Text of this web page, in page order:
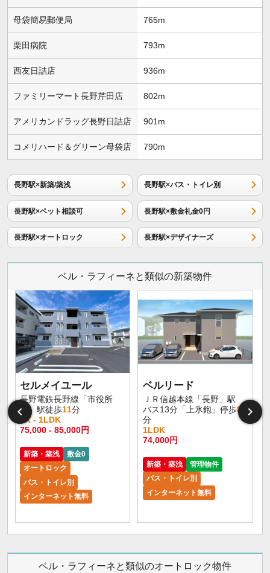
母袋簡易郵便局 765m
栗田病院 793m
西友日詰店 936m
ファミリーマート長野芹田店 802m
アメリカンドラッグ長野日詰店 901m
コメリハード＆グリーン母袋店 790m
長野駅×新築/築浅 長野駅×バス・トイレ別
長野駅×ペット相談可 長野駅×敷金礼金0円
長野駅×オートロック 長野駅×デザイナーズ
ベル・ラフィーネと類似の新築物件
セルメイユール
長野電鉄長野線「市役所
前」駅徒歩11分
1K - 1LDK
75,000 - 85,000円
新築・築浅
敷金0
オートロック
バス・トイレ別
インターネット無料
ベルリード
ＪＲ信越本線「長野」駅
バス13分「上氷鉋」停歩8
分
1LDK
74,000円
新築・築浅
管理物件
バス・トイレ別
インターネット無料
ベル・ラフィーネと類似のオートロック物件